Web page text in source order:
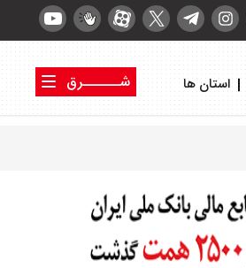
استان ها
شــــــرق